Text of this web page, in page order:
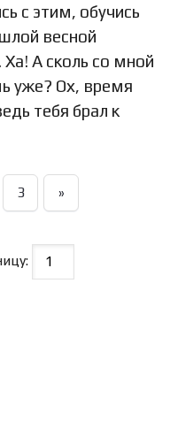
с этим, обучись
весной
А сколь со мной
уже? Ох, время
тебя брал к
3 »